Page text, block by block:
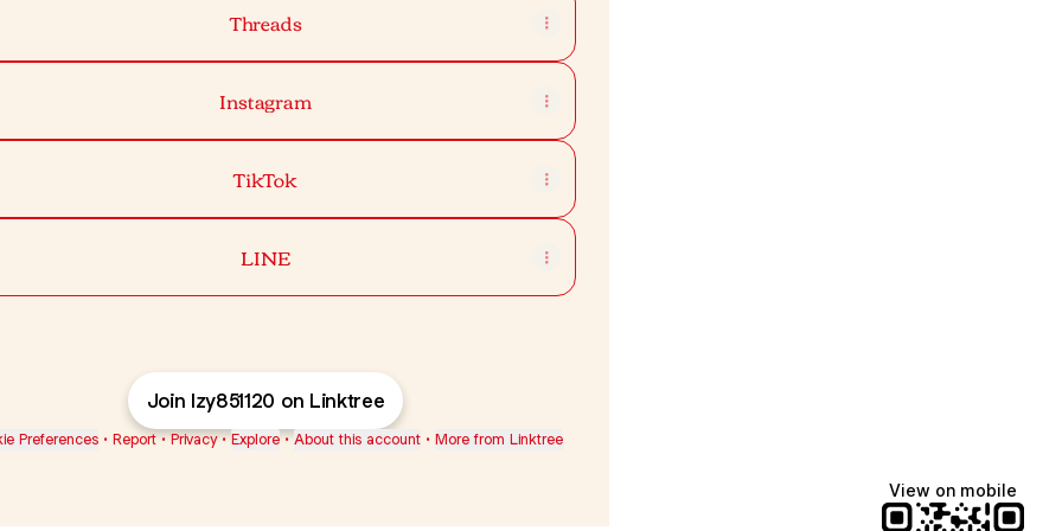
Threads
Instagram
TikTok
LINE
Join lzy851120 on Linktree
Preferences • Report • Privacy • Explore • About this account • More from Linktree
View on mobile